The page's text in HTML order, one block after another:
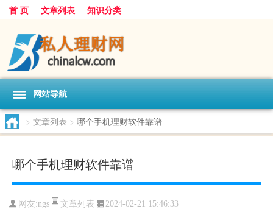
首 页 文章列表 知识分类
网站导航
> 文章列表 > 哪个手机理财软件靠谱
哪个手机理财软件靠谱
网友:ngs 文章列表 2024-02-21 15:46:33